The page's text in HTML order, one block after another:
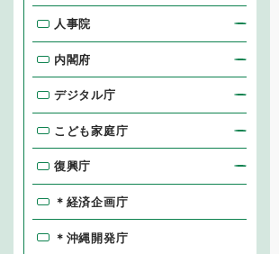
人事院
内閣府
デジタル庁
こども家庭庁
復興庁
＊経済企画庁
＊沖縄開発庁